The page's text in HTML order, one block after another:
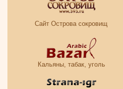
Сайт Острова сокровищ
Кальяны, табак, уголь